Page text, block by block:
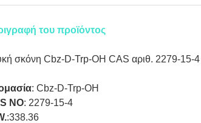
του προϊόντος
σκόνη Cbz-D-Trp-OH CAS αριθ. 2279-15-4
: Cbz-D-Trp-OH
NO: 2279-15-4
:338.36